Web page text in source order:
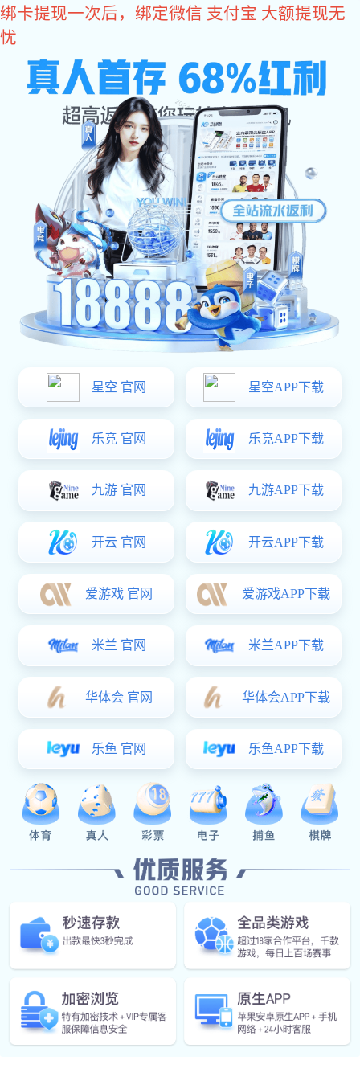
亿万28
低碳智行
亿万28集团借助深厚的产品技术积累，不断加大科技创新力度。
为汽车电动化、轻量化、小型化、绿色化发展，贡献亿万28技术方案。
亿万28 解决方案 低碳智行 产品 灯语控制器
灯语控制器
灯语效果控制。
产品特性
7路恒流源输出
2路CAN通讯通道
3路HSD输出对前大灯（66颗LED）
进气格栅灯（63颗LED）
下载